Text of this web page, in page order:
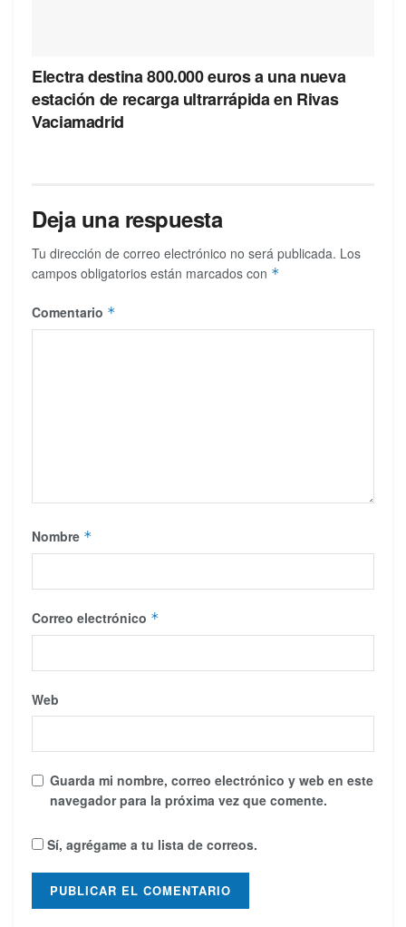
Electra destina 800.000 euros a una nueva
estación de recarga ultrarrápida en Rivas
Vaciamadrid
Deja una respuesta
Tu dirección de correo electrónico no será publicada. Los
campos obligatorios están marcados con *
Comentario *
Nombre *
Correo electrónico *
Web
Guarda mi nombre, correo electrónico y web en este
navegador para la próxima vez que comente.
Sí, agrégame a tu lista de correos.